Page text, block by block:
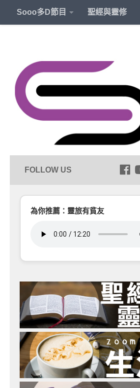
Sooo多D節目 聖經與靈修
為你推薦：靈旅有貧友